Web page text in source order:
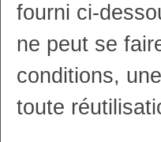
fourni ci-
ne peut se
conditions,
toute